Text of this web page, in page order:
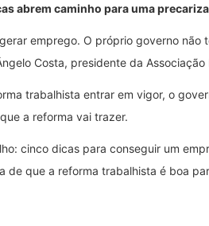
abrem caminho para uma
emprego. O próprio governo
Costa, presidente da
trabalhista entrar em vigor, o
a reforma vai trazer.
cinco dicas para conseguir um
de que a reforma trabalhista é boa